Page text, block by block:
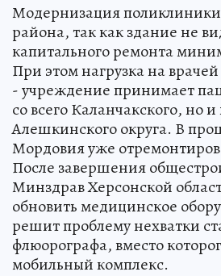
Модернизация
района, так как здание не
капитального ремонта
При этом нагрузка на
- учреждение принимает
со всего Каланчакского, но
Алешкинского округа. В
Мордовия уже
После завершения
Минздрав Херсонской
обновить медицинское
решит проблему нехватки
флюорографа, вместо
мобильный комплекс.